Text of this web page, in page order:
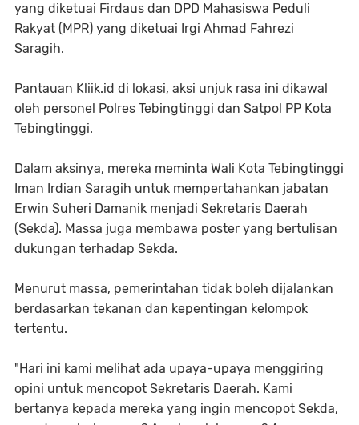
yang diketuai Firdaus dan DPD Mahasiswa Peduli
Rakyat (MPR) yang diketuai Irgi Ahmad Fahrezi
Saragih.
Pantauan Kliik.id di lokasi, aksi unjuk rasa ini dikawal
oleh personel Polres Tebingtinggi dan Satpol PP Kota
Tebingtinggi.
Dalam aksinya, mereka meminta Wali Kota Tebingtinggi
Iman Irdian Saragih untuk mempertahankan jabatan
Erwin Suheri Damanik menjadi Sekretaris Daerah
(Sekda). Massa juga membawa poster yang bertulisan
dukungan terhadap Sekda.
Menurut massa, pemerintahan tidak boleh dijalankan
berdasarkan tekanan dan kepentingan kelompok
tertentu.
"Hari ini kami melihat ada upaya-upaya menggiring
opini untuk mencopot Sekretaris Daerah. Kami
bertanya kepada mereka yang ingin mencopot Sekda,